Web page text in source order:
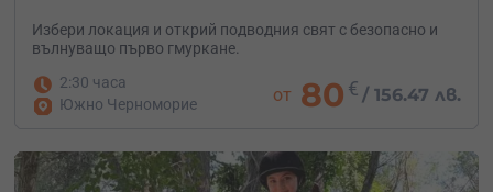
Избери локация и открий подводния свят с безопасно и
вълнуващо първо гмуркане.
2:30 часа
Южно Черноморие
от 80 € /156.47 лв.